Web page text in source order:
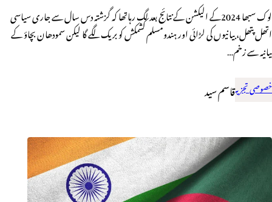
لوک سبھا 2024کے الیکشن کے نتائج بعد لگ رہاتھا کہ گزشتہ دس سال سے جاری سیاسی
اتھل پتھل، بیانیوں کی لڑائی اور ہندومسلم کشمکش کو بریک لگے گا لیکن سمودھان بچاؤ کے
بیانیہ سے زخم…
خصوصی تجزیہقاسم سید